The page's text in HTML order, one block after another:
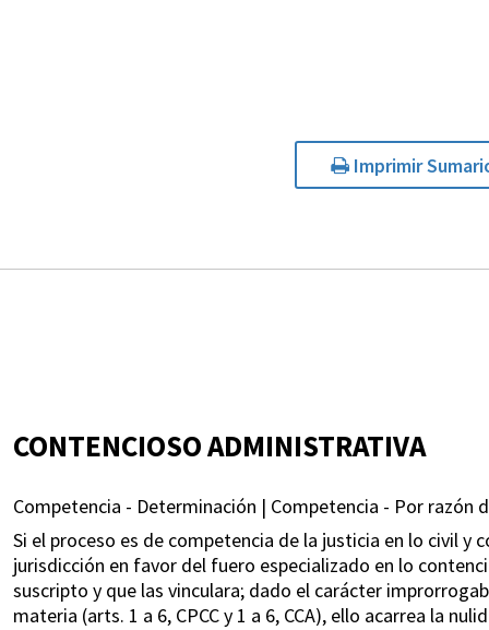
Imprimir
CONTENCIOSO ADMINISTRATIVA
Competencia - Determinación | Competencia - Por razón
Si el proceso es de competencia de la justicia en lo civil
jurisdicción en favor del fuero especializado en lo
suscripto y que las vinculara; dado el carácter
materia (arts. 1 a 6, CPCC y 1 a 6, CCA), ello acarrea la